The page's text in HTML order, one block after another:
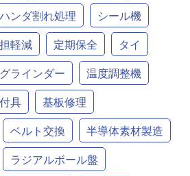
ハンダ割れ処理
シール機
軽減 定期保全
タイ
ラインダー
温度調整機
具
基板修理
ベルト交換
半導体素材製造
ラジアルボール盤